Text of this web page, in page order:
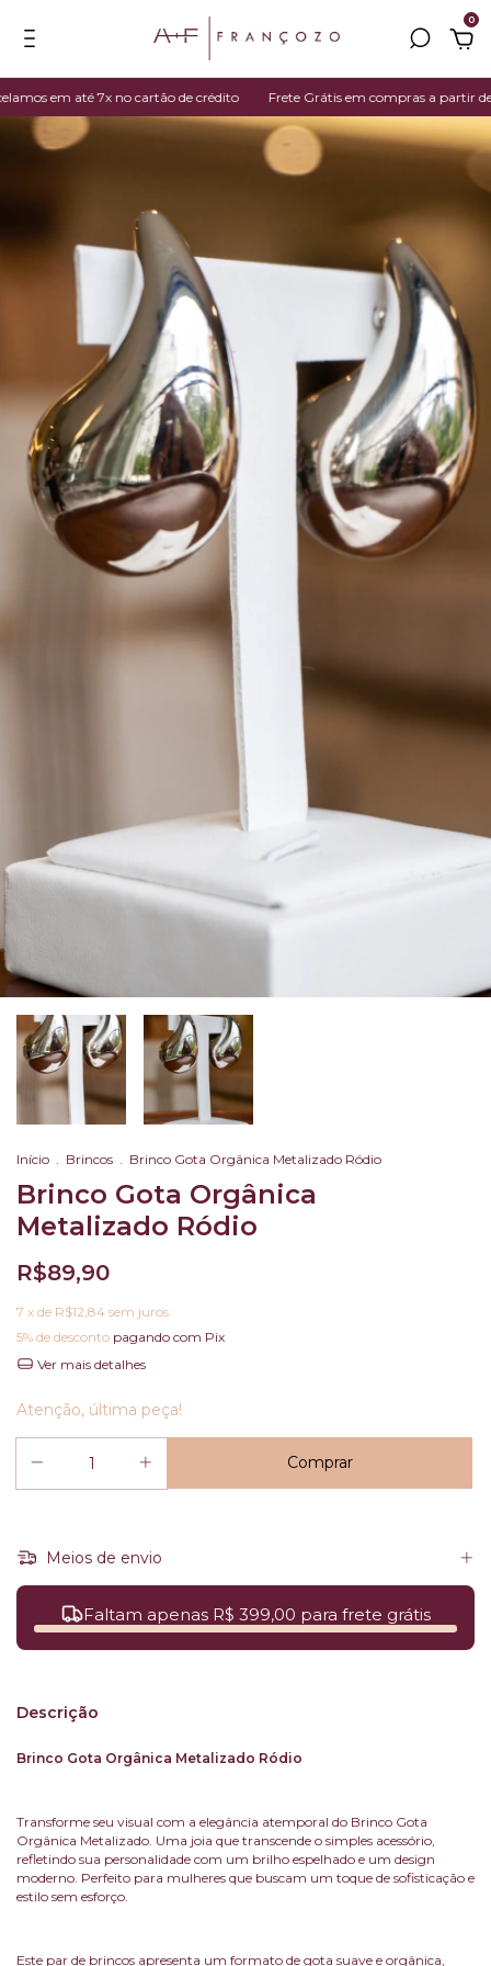
0
em até 7x no cartão de crédito Frete Grátis em compras a partir de R$
Início Brincos Brinco Gota Orgânica Metalizado Ródio
Brinco Gota Orgânica
Metalizado Ródio
R$89,90
7 x de R$12,84 sem juros
5% de desconto pagando com Pix
Ver mais detalhes
Atenção, última peça!
Meios de envio
Faltam apenas R$ 399,00 para frete grátis
Descrição
Brinco Gota Orgânica Metalizado Ródio
Transforme seu visual com a elegância atemporal do Brinco Gota
Orgânica Metalizado. Uma joia que transcende o simples acessório,
refletindo sua personalidade com um brilho espelhado e um design
moderno. Perfeito para mulheres que buscam um toque de sofisticação e
estilo sem esforço.
Este par de brincos apresenta um formato de gota suave e orgânica,